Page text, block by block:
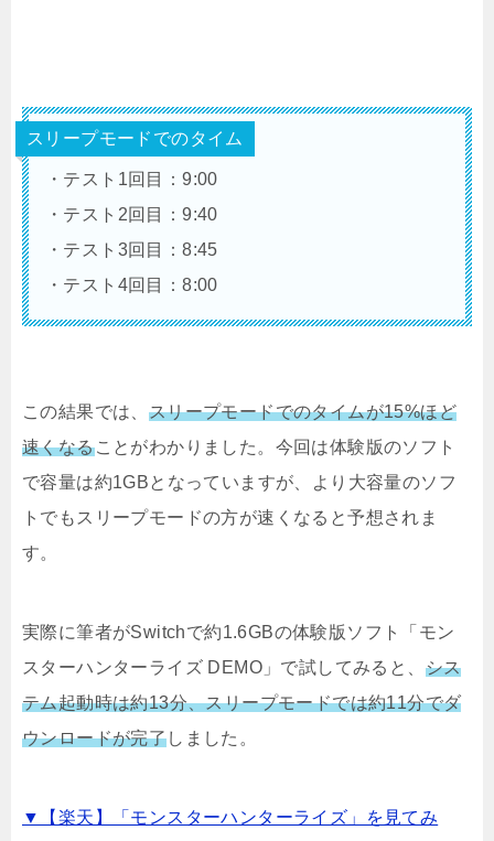
スリープモードでのタイム
・テスト1回目：9:00
・テスト2回目：9:40
・テスト3回目：8:45
・テスト4回目：8:00
この結果では、 スリープモードでのタイムが15%ほど
速くなることがわかりました。今回は体験版のソフト
で容量は約1GBとなっていますが、より大容量のソフ
トでもスリープモードの方が速くなると予想されま
す。
実際に筆者がSwitchで約1.6GBの体験版ソフト「モン
スターハンターライズ DEMO」で試してみると、 シス
テム起動時は約13分、スリープモードでは約11分でダ
ウンロードが完了しました。
▼【楽天】「モンスターハンターライズ」を見てみ